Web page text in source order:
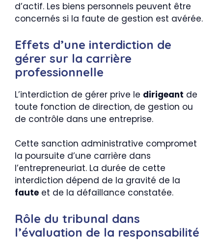
d’actif. Les biens personnels peuvent être
concernés si la faute de gestion est avérée.
Effets d’une interdiction de
gérer sur la carrière
professionnelle
L’interdiction de gérer prive le dirigeant de
toute fonction de direction, de gestion ou
de contrôle dans une entreprise.
Cette sanction administrative compromet
la poursuite d’une carrière dans
l’entrepreneuriat. La durée de cette
interdiction dépend de la gravité de la
faute et de la défaillance constatée.
Rôle du tribunal dans
l’évaluation de la responsabilité